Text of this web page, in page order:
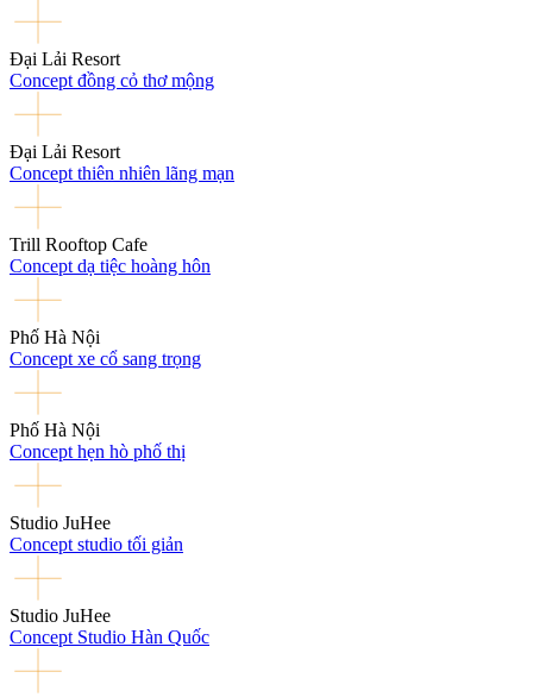
Đại Lải Resort
Concept đồng cỏ thơ mộng
Đại Lải Resort
Concept thiên nhiên lãng mạn
Trill Rooftop Cafe
Concept dạ tiệc hoàng hôn
Phố Hà Nội
Concept xe cổ sang trọng
Phố Hà Nội
Concept hẹn hò phố thị
Studio JuHee
Concept studio tối giản
Studio JuHee
Concept Studio Hàn Quốc